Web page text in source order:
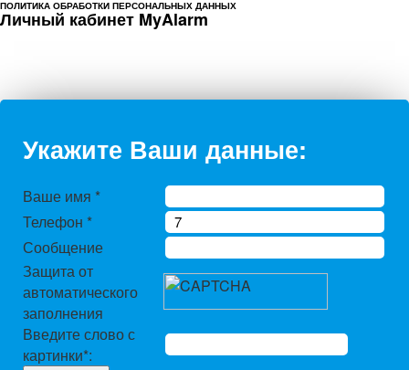
ПОЛИТИКА ОБРАБОТКИ ПЕРСОНАЛЬНЫХ ДАННЫХ
Личный кабинет MyAlarm
Укажите Ваши данные:
Ваше имя *
Телефон *
Сообщение
Защита от
автоматического
заполнения
Введите слово с
картинки*: